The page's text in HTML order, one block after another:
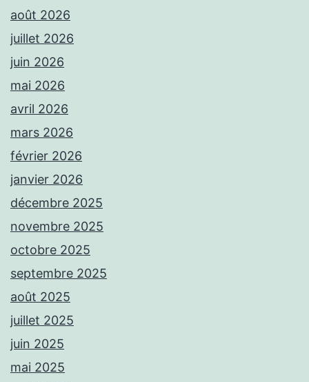
août 2026
juillet 2026
juin 2026
mai 2026
avril 2026
mars 2026
février 2026
janvier 2026
décembre 2025
novembre 2025
octobre 2025
septembre 2025
août 2025
juillet 2025
juin 2025
mai 2025